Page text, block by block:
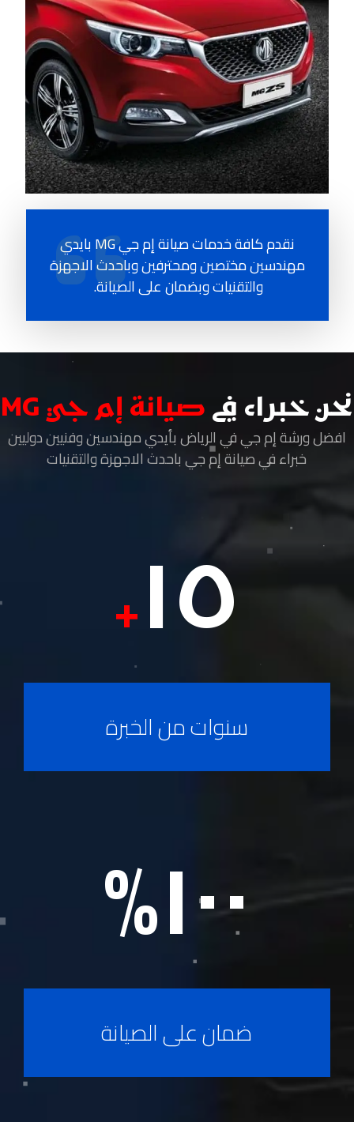
نقدم كافة خدمات صيانة إم جي MG بايدي
مهندسين مختصين ومحترفين وباحدث الاجهزة
والتقنيات وبضمان على الصيانة.
نحن خبراء في صيانة إم جي MG
افضل ورشة إم جي في الرياض بأيدي مهندسين وفنيين دوليين
خبراء في صيانة إم جي باحدث الاجهزة والتقنيات
١٥+
سنوات من الخبرة
١٠٠%
ضمان على الصيانة